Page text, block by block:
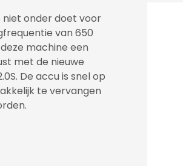
niet onder doet voor
van 650
machine een
met de nieuwe
De accu is snel op
te vervangen